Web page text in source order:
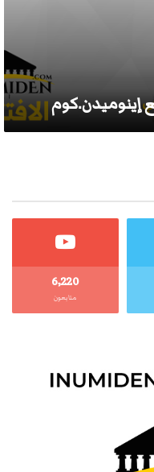
إينوميدن.كوم
6٬220
متابعون